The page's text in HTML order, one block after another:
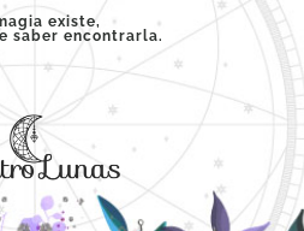
existe,
saber encontrarla.